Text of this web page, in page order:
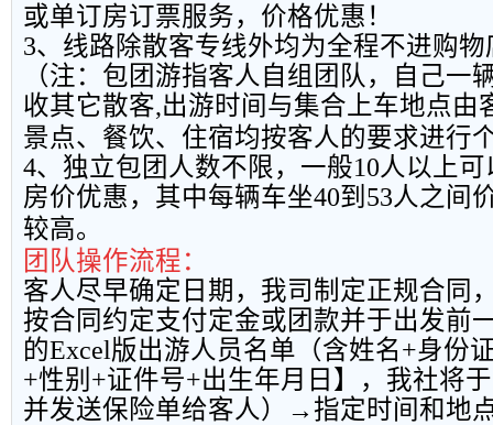
或单订房订票服务，价格优惠！
3、线路除散客专线外均为全程不进购
（注：包团游指客人自组团队，自己一
收其它散客,出游时间与集合上车地点由
景点、餐饮、住宿均按客人的要求进行
4、独立包团人数不限，一般10人以上
房价优惠，其中每辆车坐40到 53人之间
较高。
团队操作流程：
客人尽早确定日期，我司制定正规合同
按合同约定支付定金或团款并于出发前
的Excel版出游人员名单（含姓名+身份
+性别 +证件号+出生年月日】，我社将
并发送保险单给客人）→指定时间和地